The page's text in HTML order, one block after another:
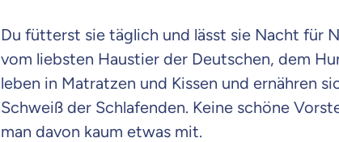
Du fütterst sie täglich und lässt sie Nacht für
vom liebsten Haustier der Deutschen, dem
leben in Matratzen und Kissen und ernähren
Schweiß der Schlafenden. Keine schöne
man davon kaum etwas mit.